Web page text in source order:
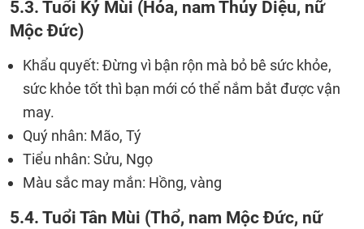
5.3. Tuổi Kỷ Mùi (Hỏa, nam Thủy Diệu, nữ
Mộc Đức)
Khẩu quyết: Đừng vì bận rộn mà bỏ bê sức khỏe,
sức khỏe tốt thì bạn mới có thể nắm bắt được vận
may.
Quý nhân: Mão, Tý
Tiểu nhân: Sửu, Ngọ
Màu sắc may mắn: Hồng, vàng
5.4. Tuổi Tân Mùi (Thổ, nam Mộc Đức, nữ